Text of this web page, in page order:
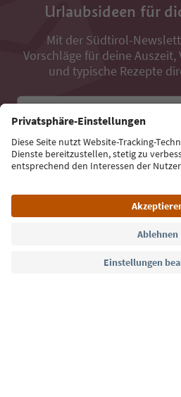
Urlaubsideen für
Mit der Südtirol-
Vorschläge für deine
und typische Rezepte
Jetzt